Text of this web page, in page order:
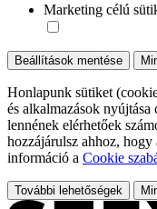
Marketing célú
Beállítások mentése
Honlapunk sütiket
és alkalmazások
lennének elérhetőek
hozzájárulsz ahhoz,
információ a Cookie
További lehetőségek